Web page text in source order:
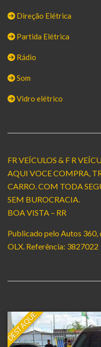
Direção Elétrica
Partida Elétrica
Rádio
Som
Vidro elétrico
FR VEÍCULOS & F R
AQUI VOCE COMPRA,
CARRO. COM TODA
SEM BUROCRACIA.
BOA VISTA – RR
Publicado pelo Autos
OLX. Referência: 3827022
DESTAQUE